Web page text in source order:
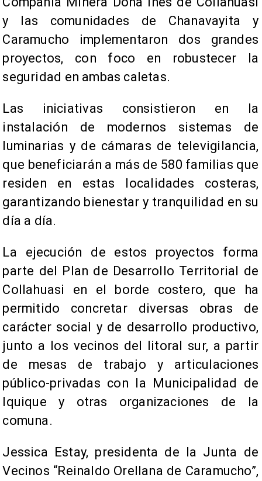
y las comunidades de Chanavayita y
Caramucho implementaron dos grandes
proyectos, con foco en robustecer la
seguridad en ambas caletas.
Las iniciativas consistieron en la
instalación de modernos sistemas de
luminarias y de cámaras de televigilancia,
que beneficiarán a más de 580 familias que
residen en estas localidades costeras,
garantizando bienestar y tranquilidad en su
día a día.
La ejecución de estos proyectos forma
parte del Plan de Desarrollo Territorial de
Collahuasi en el borde costero, que ha
permitido concretar diversas obras de
carácter social y de desarrollo productivo,
junto a los vecinos del litoral sur, a partir
de mesas de trabajo y articulaciones
público-privadas con la Municipalidad de
Iquique y otras organizaciones de la
comuna.
Jessica Estay, presidenta de la Junta de
Vecinos “Reinaldo Orellana de Caramucho”,